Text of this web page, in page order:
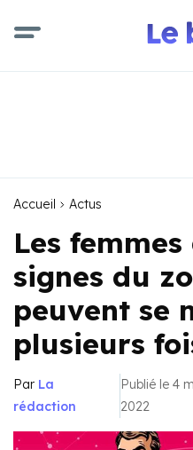
Accueil Actus
Les femmes
signes du
peuvent se
plusieurs
Par La
rédaction
Publié le 4
2022